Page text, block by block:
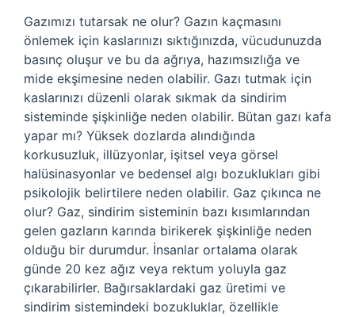
Gazımızı tutarsak ne olur? Gazın kaçmasını
önlemek için kaslarınızı sıktığınızda, vücudunuzda
basınç oluşur ve bu da ağrıya, hazımsızlığa ve
mide ekşimesine neden olabilir. Gazı tutmak için
kaslarınızı düzenli olarak sıkmak da sindirim
sisteminde şişkinliğe neden olabilir. Bütan gazı kafa
yapar mı? Yüksek dozlarda alındığında
korkusuzluk, illüzyonlar, işitsel veya görsel
halüsinasyonlar ve bedensel algı bozuklukları gibi
psikolojik belirtilere neden olabilir. Gaz çıkınca ne
olur? Gaz, sindirim sisteminin bazı kısımlarından
gelen gazların karında birikerek şişkinliğe neden
olduğu bir durumdur. İnsanlar ortalama olarak
günde 20 kez ağız veya rektum yoluyla gaz
çıkarabilirler. Bağırsaklardaki gaz üretimi ve
sindirim sistemindeki bozukluklar, özellikle